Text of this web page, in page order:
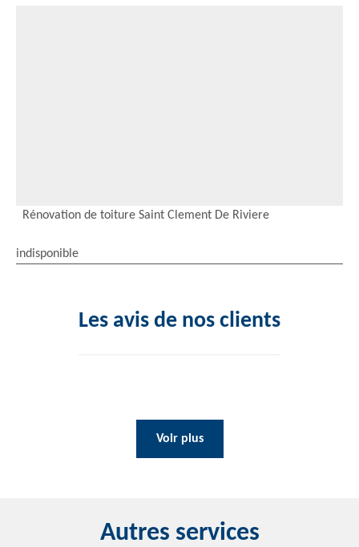
Rénovation de toiture Saint Clement De Riviere
indisponible
Les avis de nos clients
Voir plus
Autres services